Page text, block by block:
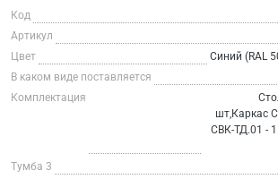
Код
Артикул
Цвет
Синий (RAL
В каком виде поставляется
Комплектация
шт,Каркас
СВК-ТД.01 -
Тумба 3